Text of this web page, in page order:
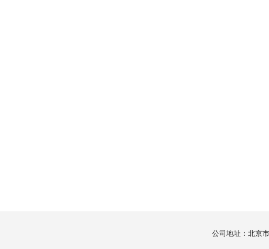
公司地址：北京